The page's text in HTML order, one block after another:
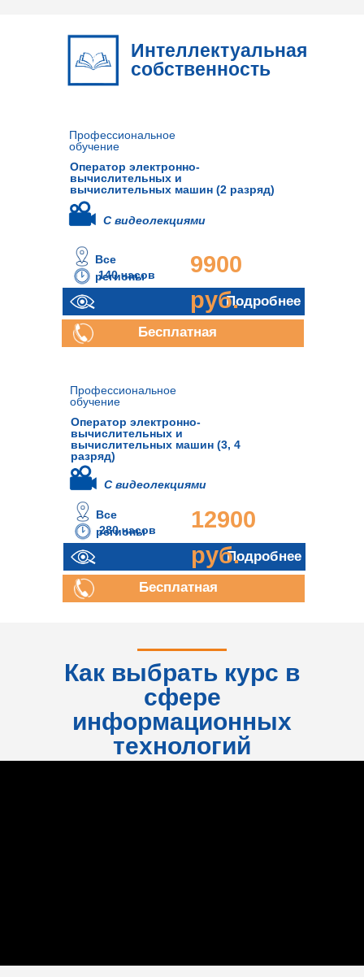
Интеллектуальная
собственность
Оператор электронно-
вычислительных и
вычислительных машин (2 разряд)
Все
регионы
Профессиональное
обучение
Подробнее
Бесплатная
140 часов
9900
руб.
Оператор электронно-
вычислительных и
вычислительных машин (3, 4
разряд)
Все
регионы
Профессиональное
обучение
Подробнее
Бесплатная
280 часов
12900
руб.
С видеолекциями
С видеолекциями
Как выбрать курс в
сфере
информационных
технологий